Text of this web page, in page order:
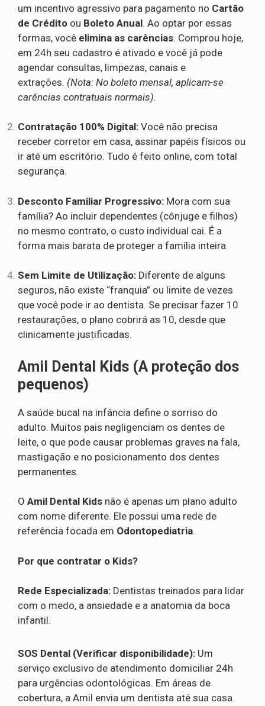
um incentivo agressivo para pagamento no Cartão
de Crédito ou Boleto Anual. Ao optar por essas
formas, você elimina as carências. Comprou hoje,
em 24h seu cadastro é ativado e você já pode
agendar consultas, limpezas, canais e
extrações. (Nota: No boleto mensal, aplicam-se
carências contratuais normais).
Contratação 100% Digital: Você não precisa
receber corretor em casa, assinar papéis físicos ou
ir até um escritório. Tudo é feito online, com total
segurança.
Desconto Familiar Progressivo: Mora com sua
família? Ao incluir dependentes (cônjuge e filhos)
no mesmo contrato, o custo individual cai. É a
forma mais barata de proteger a família inteira.
Sem Limite de Utilização: Diferente de alguns
seguros, não existe “franquia” ou limite de vezes
que você pode ir ao dentista. Se precisar fazer 10
restaurações, o plano cobrirá as 10, desde que
clinicamente justificadas.
Amil Dental Kids (A proteção dos
pequenos)
A saúde bucal na infância define o sorriso do
adulto. Muitos pais negligenciam os dentes de
leite, o que pode causar problemas graves na fala,
mastigação e no posicionamento dos dentes
permanentes.
O Amil Dental Kids não é apenas um plano adulto
com nome diferente. Ele possui uma rede de
referência focada em Odontopediatria.
Por que contratar o Kids?
Rede Especializada: Dentistas treinados para lidar
com o medo, a ansiedade e a anatomia da boca
infantil.
SOS Dental (Verificar disponibilidade): Um
serviço exclusivo de atendimento domiciliar 24h
para urgências odontológicas. Em áreas de
cobertura, a Amil envia um dentista até sua casa.